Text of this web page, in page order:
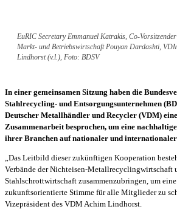
EuRIC Secretary Emmanuel Katrakis, Co-
Markt- und Betriebswirtschaft Pouyan Dardashti,
Lindhorst (v.l.), Foto: BDSV
In einer gemeinsamen Sitzung haben die
Stahlrecycling- und Entsorgungsunternehmen
Deutscher Metallhändler und Recycler (VDM)
Zusammenarbeit besprochen, um eine
ihrer Branchen auf nationaler und internationaler
„Das Leitbild dieser zukünftigen Kooperation
Verbände der Nichteisen-Metallrecyclingwirtschaft
Stahlschrottwirtschaft zusammenzubringen, um
zukunftsorientierte Stimme für alle Mitglieder zu
Vizepräsident des VDM Achim Lindhorst.